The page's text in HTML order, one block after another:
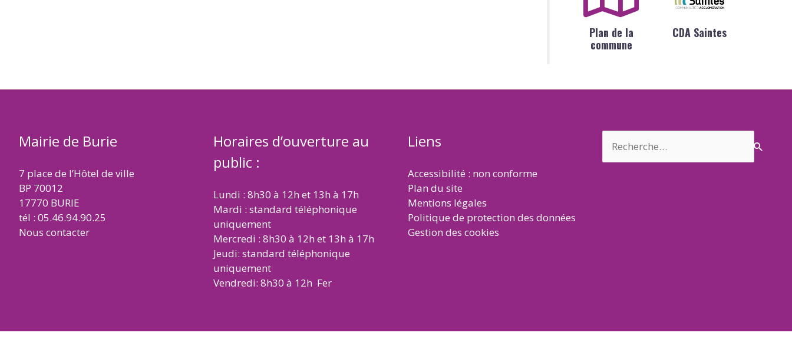
Plan de la
commune
CDA Saintes
Mairie de Burie
7 place de l’Hôtel de ville
BP 70012
17770 BURIE
tél : 05.46.94.90.25
Nous contacter
Horaires d’ouverture au
public :
Lundi : 8h30 à 12h et 13h à 17h
Mardi : standard téléphonique
uniquement
Mercredi : 8h30 à 12h et 13h à 17h
Jeudi: standard téléphonique
uniquement
Vendredi: 8h30 à 12h Fer
Liens
Accessibilité : non conforme
Plan du site
Mentions légales
Politique de protection des données
Gestion des cookies